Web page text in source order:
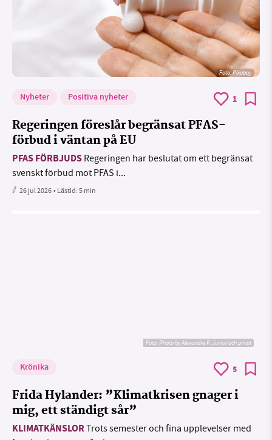
Foto:Pixabay
Nyheter Positiva nyheter 1
Regeringen föreslår begränsat PFAS-
förbud i väntan på EU
PFAS FÖRBJUDS Regeringen har beslutat om ett begränsat
svenskt förbud mot PFAS i...
26 jul 2026• Lästid:5 min
Foto:Photo by Alexandre P. Junior och privat
Krönika 5
Frida Hylander: ”Klimatkrisen gnager i
mig, ett ständigt sår”
KLIMATKÄNSLORTrots semester och fina upplevelser med